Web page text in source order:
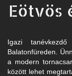
Eötvös
Igazi
Balatonfüreden.
a modern
között lehet